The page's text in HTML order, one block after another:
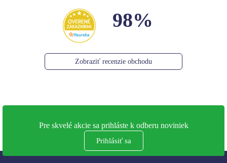
98%
Zobraziť recenzie obchodu
Pre skvelé akcie sa prihláste k odberu noviniek
Prihlásiť sa